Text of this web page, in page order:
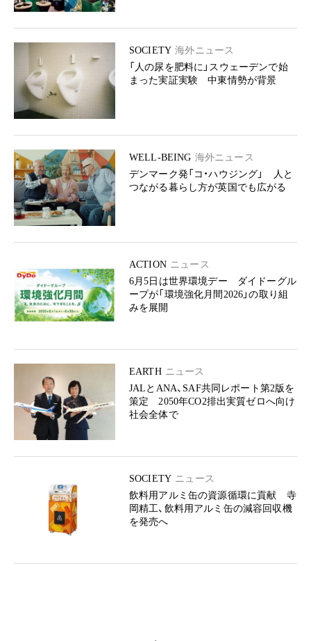
SOCIETY 海外ニュース
「人の尿を肥料に」スウェーデンで始
まった実証実験 中東情勢が背景
WELL-BEING 海外ニュース
デンマーク発「コ・ハウジング」 人と
つながる暮らし方が英国でも広がる
ACTION ニュース
6月5日は世界環境デー ダイドーグル
ープが「環境強化月間2026」の取り組
みを展開
EARTH ニュース
JALとANA、SAF共同レポート第2版を
策定 2050年CO2排出実質ゼロへ向け
社会全体で
SOCIETY ニュース
飲料用アルミ缶の資源循環に貢献 寺
岡精工、飲料用アルミ缶の減容回収機
を発売へ